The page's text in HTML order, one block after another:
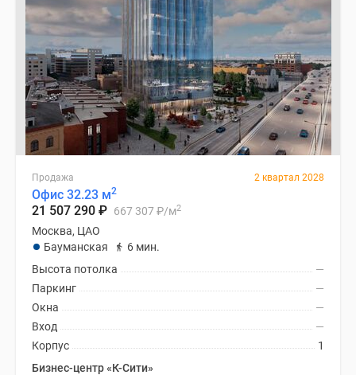
Продажа 2 квартал 2028
Офис 32.23 м2
21 507 290 ₽ 667 307 ₽/м2
Москва, ЦАО
Бауманская
6 мин.
—
Высота потолка
—
Паркинг
—
Окна
—
Вход
1
Корпус
Бизнес-центр «К-Сити»